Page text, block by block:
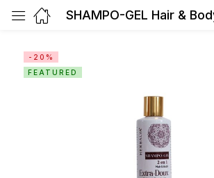
-20%
FEATURED